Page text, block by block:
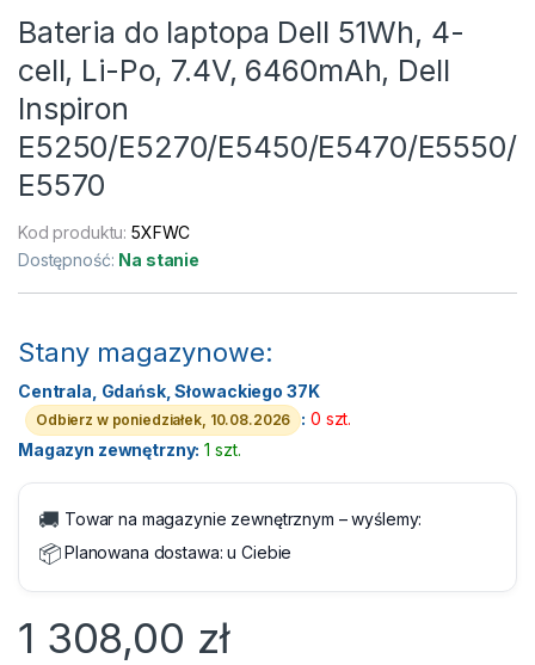
Bateria do laptopa Dell 51Wh, 4-
cell, Li-Po, 7.4V, 6460mAh, Dell
Inspiron
E5250/E5270/E5450/E5470/E5550/
E5570
Kod produktu:5XFWC
Dostępność: Na stanie
Stany magazynowe:
Centrala, Gdańsk, Słowackiego 37K
Odbierz w poniedziałek, 10.08.2026 : 0 szt.
Magazyn zewnętrzny: 1 szt.
🚚 Towar na magazynie zewnętrznym – wyślemy:
📦Planowana dostawa:u Ciebie
1 308,00 zł